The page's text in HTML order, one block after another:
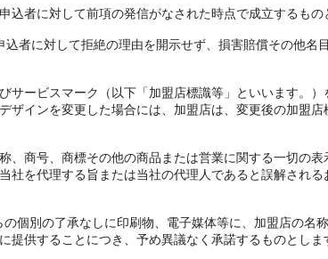
者に対して前項の発信がなされた時点で成立するもの
者に対して拒絶の理由を開示せず、損害賠償その他名
ービスマーク（以下「加盟店標識等」といいます。）
インを変更した場合には、加盟店は、変更後の加盟店
、商号、商標その他の商品または営業に関する一切の表
を代理する旨または当社の代理人であると誤解される
個別の了承なしに印刷物、電子媒体等に、加盟店の名
供することにつき、予め異議なく承諾するものとしま